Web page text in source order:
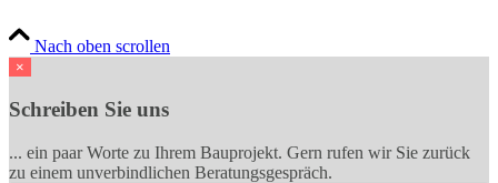
Nach oben scrollen
×
Schreiben Sie uns
... ein paar Worte zu Ihrem Bauprojekt. Gern rufen wir Sie zurück
zu einem unverbindlichen Beratungsgespräch.